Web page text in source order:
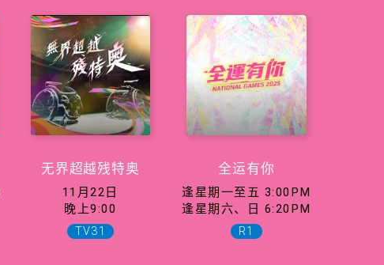
无界超越残特奥
11月22日
晚上9:00
TV31
全运有你
逢星期一至五 3:00PM
逢星期六、日 6:20PM
R1